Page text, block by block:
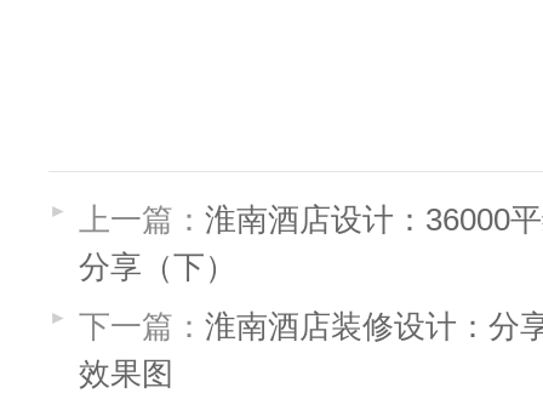
上一篇： 淮南酒店设计：36000
分享（下）
下一篇： 淮南酒店装修设计：分
效果图